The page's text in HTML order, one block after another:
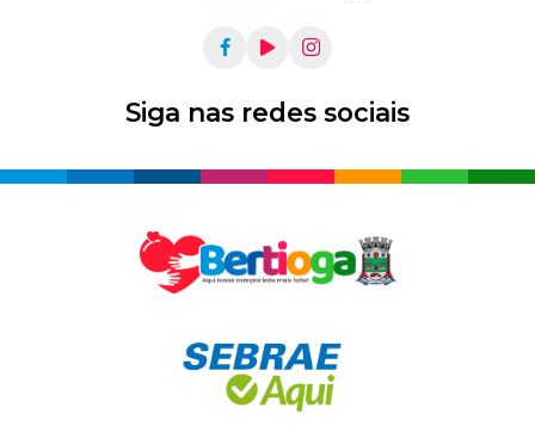
Siga nas redes sociais